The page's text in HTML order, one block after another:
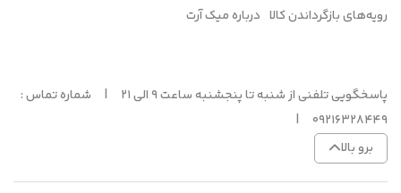
رویه‌های بازگرداندن کالا درباره میک آرت
پاسخگویی تلفنی از شنبه تا پنجشنبه ساعت 9 الی 21 | شماره تماس :
09216328449 |
برو بالا